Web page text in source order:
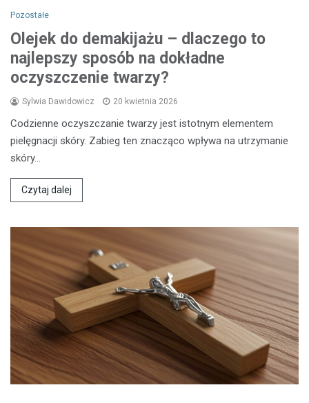
Pozostałe
Olejek do demakijażu – dlaczego to
najlepszy sposób na dokładne
oczyszczenie twarzy?
Sylwia Dawidowicz 20 kwietnia 2026
Codzienne oczyszczanie twarzy jest istotnym elementem
pielęgnacji skóry. Zabieg ten znacząco wpływa na utrzymanie
skóry…
Czytaj dalej